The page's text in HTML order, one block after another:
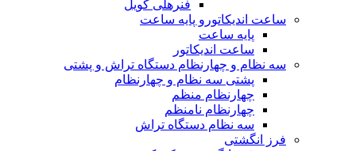
فنرهلی کویل
ساعت اندیکاتورو پایه ساعت
پایه ساعت
ساعت اندیکاتور
سه نظام و چهارنظام دستگاه تراش و پشتی
پشتی سه نظام و چهارنظام
چهارنظام منظم
چهارنظام نامنظم
سه نظام دستگاه تراش
فرز انگشتی